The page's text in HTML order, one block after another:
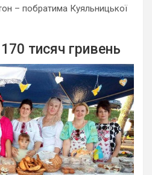
– побратима Куяльницької
тисяч гривень